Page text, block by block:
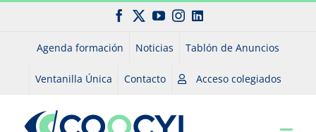
Saltar
Facebook
X YouTubeInstagram
LinkedIn
Agenda formación Noticias Tablón de Anuncios
Ventanilla Única Contacto Acceso colegiados